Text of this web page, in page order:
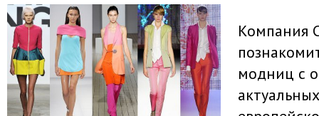
Компания
модниц с